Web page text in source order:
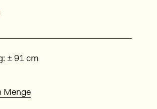
Varianten entdecken: POR4601
± 91 cm
Menge